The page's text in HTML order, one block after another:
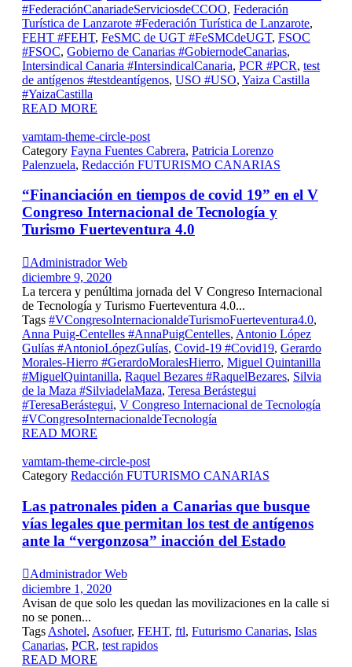
#FederaciónCanariadeServiciosdeCCOO, Federación
Turística de Lanzarote #Federación Turística de Lanzarote,
FEHT #FEHT, FeSMC de UGT #FeSMCdeUGT, FSOC
#FSOC, Gobierno de Canarias #GobiernodeCanarias,
Intersindical Canaria #IntersindicalCanaria, PCR #PCR, test
de antígenos #testdeantígenos, USO #USO, Yaiza Castilla
#YaizaCastilla
READ MORE
vamtam-theme-circle-post
Category Fayna Fuentes Cabrera, Patricia Lorenzo
Palenzuela, Redacción FUTURISMO CANARIAS
“Financiación en tiempos de covid 19” en el V
Congreso Internacional de Tecnología y
Turismo Fuerteventura 4.0
Administrador Web
diciembre 9, 2020
La tercera y penúltima jornada del V Congreso Internacional
de Tecnología y Turismo Fuerteventura 4.0...
Tags #VCongresoInternacionaldeTurismoFuerteventura4.0,
Anna Puig-Centelles #AnnaPuigCentelles, Antonio López
Gulías #AntonioLópezGulías, Covid-19 #Covid19, Gerardo
Morales-Hierro #GerardoMoralesHierro, Miguel Quintanilla
#MiguelQuintanilla, Raquel Bezares #RaquelBezares, Silvia
de la Maza #SilviadelaMaza, Teresa Berástegui
#TeresaBerástegui, V Congreso Internacional de Tecnología
#VCongresoInternacionaldeTecnología
READ MORE
vamtam-theme-circle-post
Category Redacción FUTURISMO CANARIAS
Las patronales piden a Canarias que busque
vías legales que permitan los test de antígenos
ante la “vergonzosa” inacción del Estado
Administrador Web
diciembre 1, 2020
Avisan de que solo les quedan las movilizaciones en la calle si
no se ponen...
Tags Ashotel, Asofuer, FEHT, ftl, Futurismo Canarias, Islas
Canarias, PCR, test rapidos
READ MORE